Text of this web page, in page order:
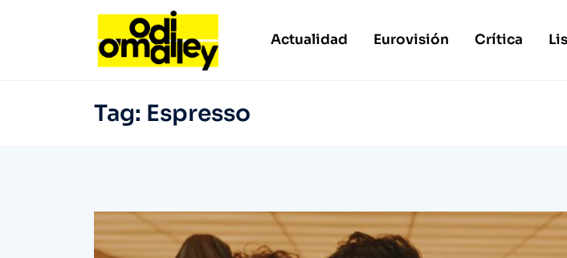
Actualidad Eurovisión Crítica
Tag: Espresso